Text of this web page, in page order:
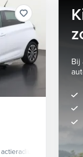
Elektrisch
Bij